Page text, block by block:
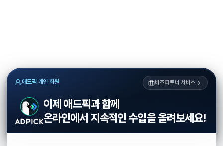
애드픽 개인 회원 비즈파트너 서비스
이제 애드픽과 함께
온라인에서 지속적인 수입을 올려보세요!